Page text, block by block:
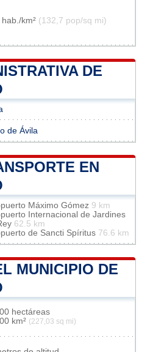
km² (132,7 pop/sq mi)
DE
de Ávila
EN
Máximo Gómez 9 km
Internacional de Jardines
62.5 km
de Sancti Spíritus 76.6 km
MUNICIPIO DE
hectáreas
km² (227,03 sq mi)